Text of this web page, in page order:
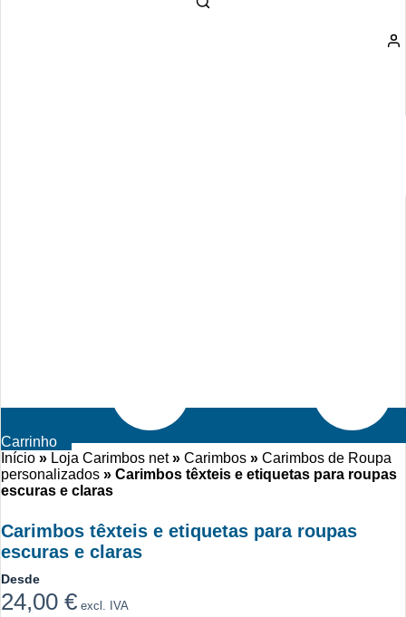
Carrinho
Início » Loja Carimbos net» Carimbos » Carimbos de Roupa
personalizados » Carimbos têxteis e etiquetas para roupas
escuras e claras
Carimbos têxteis e etiquetas para roupas
escuras e claras
Desde
24,00 € excl. IVA